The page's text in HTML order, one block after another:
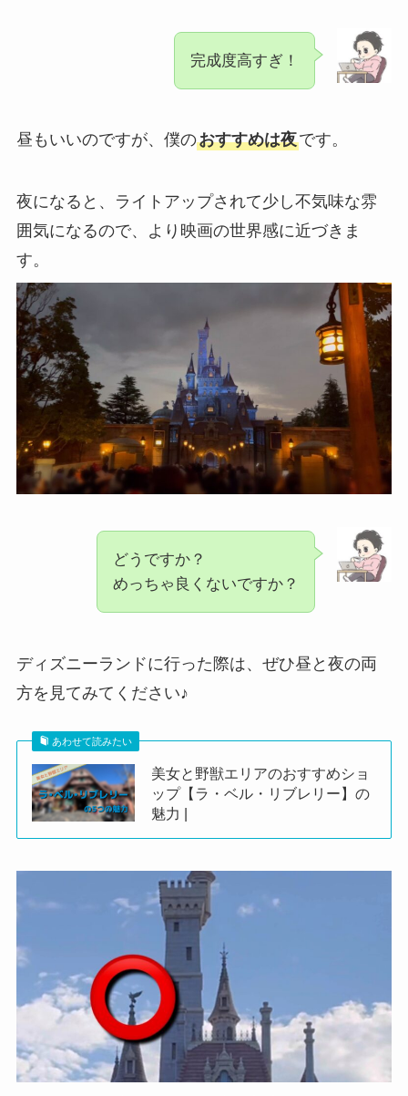
完成度高すぎ！
昼もいいのですが、僕のおすすめは夜です。
夜になると、ライトアップされて少し不気味な雰
囲気になるので、より映画の世界感に近づきま
す。
どうですか？
めっちゃ良くないですか？
ディズニーランドに行った際は、ぜひ昼と夜の両
方を見てみてください♪
あわせて読みたい
美女と野獣エリアのおすすめショ
ップ【ラ・ベル・リブレリー】の
魅力 |